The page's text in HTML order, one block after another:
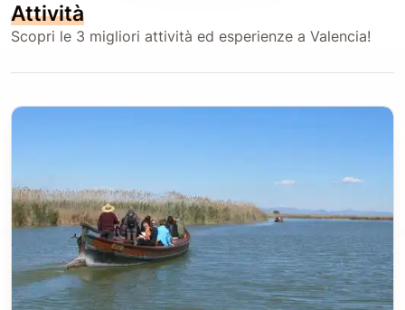
Attività
Scopri le 3 migliori attività ed esperienze a Valencia!